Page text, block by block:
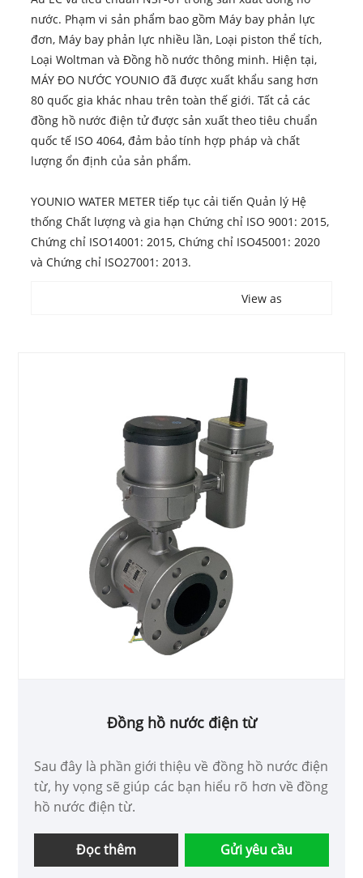
nước. Phạm vi sản phẩm bao gồm Máy bay phản lực
đơn, Máy bay phản lực nhiều lần, Loại piston thể tích,
Loại Woltman và Đồng hồ nước thông minh. Hiện tại,
MÁY ĐO NƯỚC YOUNIO đã được xuất khẩu sang hơn
80 quốc gia khác nhau trên toàn thế giới. Tất cả các
đồng hồ nước điện tử được sản xuất theo tiêu chuẩn
quốc tế ISO 4064, đảm bảo tính hợp pháp và chất
lượng ổn định của sản phẩm.
YOUNIO WATER METER tiếp tục cải tiến Quản lý Hệ
thống Chất lượng và gia hạn Chứng chỉ ISO 9001: 2015,
Chứng chỉ ISO14001: 2015, Chứng chỉ ISO45001: 2020
và Chứng chỉ ISO27001: 2013.
View as
Đồng hồ nước điện từ
Sau đây là phần giới thiệu về đồng hồ nước điện
từ, hy vọng sẽ giúp các bạn hiểu rõ hơn về đồng
hồ nước điện từ.
Đọc thêm Gửi yêu cầu